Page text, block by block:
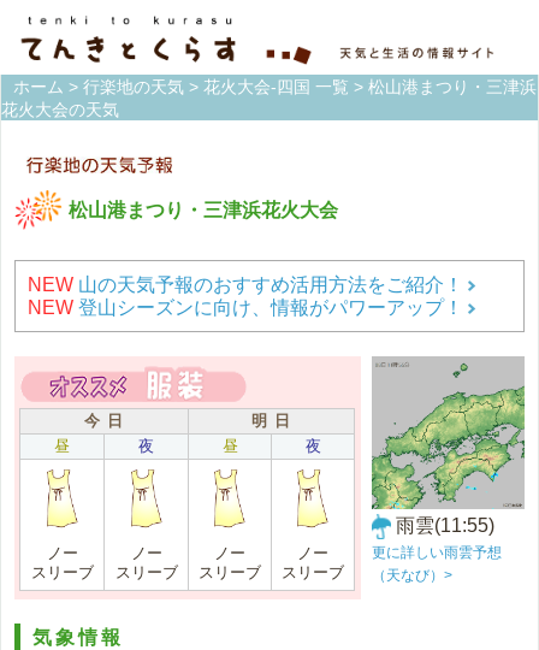
ホーム > 行楽地の天気 > 花火大会-四国 一覧 > 松山港まつり・三津浜
花火大会の天気
松山港まつり・三津浜花火大会
NEW 山の天気予報のおすすめ活用方法をご紹介！
NEW 登山シーズンに向け、情報がパワーアップ！
今 日
明 日
昼
夜 昼 夜
ノー
スリーブ
ノー
スリーブ
ノー
スリーブ
ノー
スリーブ
雨雲(11:55)
更に詳しい雨雲予想
（天なび）>
気象情報